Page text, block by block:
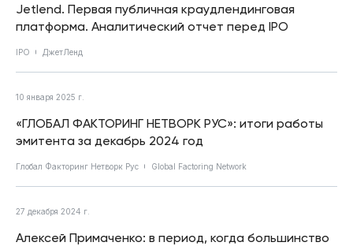
Jetlend. Первая публичная краудлендинговая
платформа. Аналитический отчет перед IPO
IPO ДжетЛенд
10 января 2025 г.
«ГЛОБАЛ ФАКТОРИНГ НЕТВОРК РУС»: итоги работы
эмитента за декабрь 2024 год
Глобал Факторинг Нетворк Рус Global Factoring Network
27 декабря 2024 г.
Алексей Примаченко: в период, когда большинство